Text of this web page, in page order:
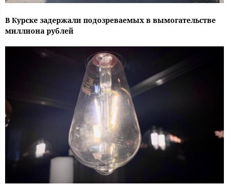
В Курске задержали подозреваемых в вымогательстве
миллиона рублей